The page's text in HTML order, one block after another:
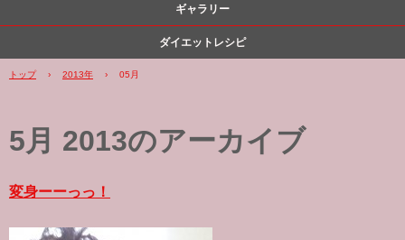
ギャラリー
ダイエットレシピ
トップ › 2013年 › 05月
5月 2013のアーカイブ
変身ーーっっ！